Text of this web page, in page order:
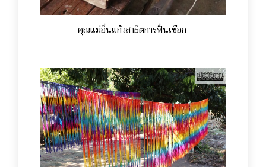
คุณแม่อิ่นแก้วสาธิตการฟั่นเชือก